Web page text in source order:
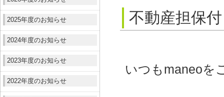
2025年度のお知らせ
2024年度のお知らせ
2023年度のお知らせ
2022年度のお知らせ
不動産担保
いつもmaneoを